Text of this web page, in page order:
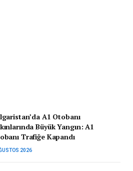
A1 Otobanı
Büyük Yangın: A1
Trafiğe Kapandı
2026